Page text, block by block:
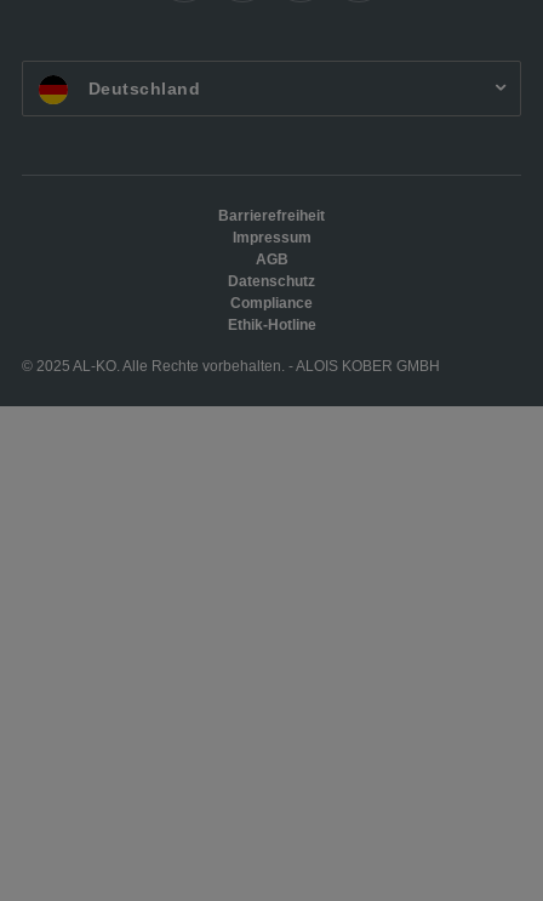
DE: Deutschland
© 2025 AL-KO. Alle Rechte vorbehalten. - ALOIS KOBER GMBH
Barrierefreiheit
Impressum
AGB
Datenschutz
Compliance
Ethik-Hotline